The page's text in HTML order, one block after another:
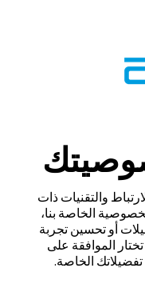
والتقنيات ذات
الخاصة بنا،
أو تحسين تجربة
الموافقة على
تفضيلاتك الخاصة.